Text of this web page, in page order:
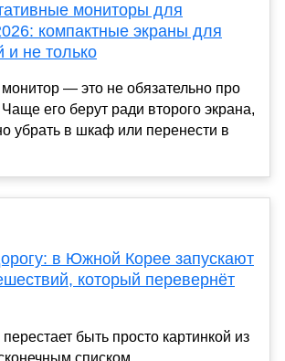
мониторы для
компактные экраны для
и не только
— это не обязательно про
его берут ради второго экрана,
убрать в шкаф или перенести в
в Южной Корее запускают
который перевернёт
быть просто картинкой из